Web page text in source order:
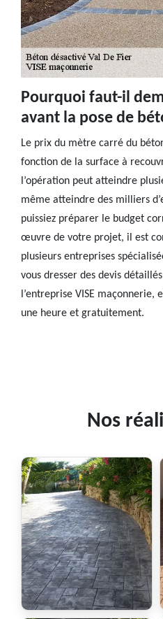
Pourquoi faut-il
avant la pose de
Le prix du mètre carré du
fonction de la surface à
l’opération peut atteindre
même atteindre des milliers
puissiez préparer le budget
œuvre de votre projet, il est
plusieurs entreprises
vous dresser des devis
l’entreprise VISE maçonnerie,
une heure et gratuitement.
Nos